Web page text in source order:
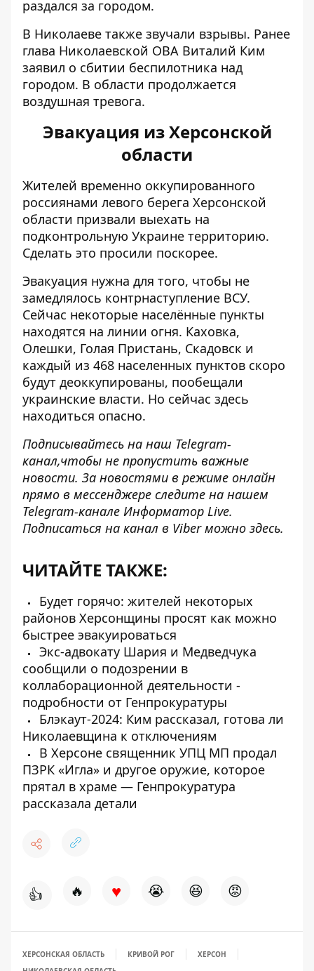
раздался за городом.
В Николаеве также звучали взрывы. Ранее
глава Николаевской ОВА Виталий Ким
заявил о сбитии беспилотника над
городом. В области продолжается
воздушная тревога.
Эвакуация из Херсонской
области
Жителей временно оккупированного
россиянами левого берега Херсонской
области призвали выехать на
подконтрольную Украине территорию.
Сделать это просили поскорее.
Эвакуация нужна для того, чтобы не
замедлялось контрнаступление ВСУ.
Сейчас некоторые населённые пункты
находятся на линии огня. Каховка,
Олешки, Голая Пристань, Скадовск и
каждый из 468 населенных пунктов скоро
будут деоккупированы, пообещали
украинские власти. Но сейчас здесь
находиться опасно.
Подписывайтесь на наш Telegram-
канал,чтобы не пропустить важные
новости. За новостями в режиме онлайн
прямо в мессенджере следите на нашем
Telegram-канале Информатор Live.
Подписаться на канал в Viber можно здесь.
ЧИТАЙТЕ ТАКЖЕ:
Будет горячо: жителей некоторых
районов Херсонщины просят как можно
быстрее эвакуироваться
Экс-адвокату Шария и Медведчука
сообщили о подозрении в
коллаборационной деятельности -
подробности от Генпрокуратуры
Блэкаут-2024: Ким рассказал, готова ли
Николаевщина к отключениям
В Херсоне священник УПЦ МП продал
ПЗРК «Игла» и другое оружие, которое
прятал в храме — Генпрокуратура
рассказала детали
👍 🔥 ♥ 😭 😆 😡
ХЕРСОНСКАЯ ОБЛАСТЬ КРИВОЙ РОГ
ХЕРСОН